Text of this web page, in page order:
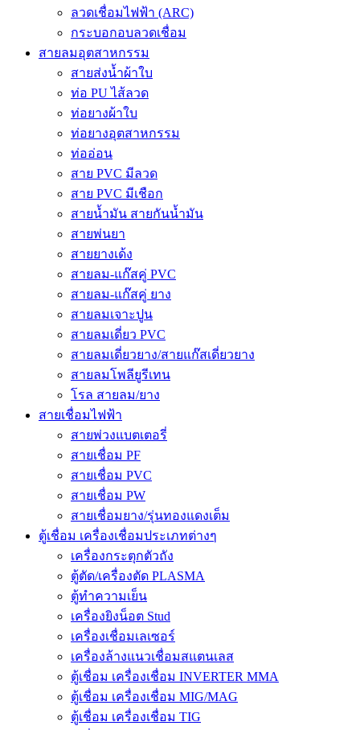
ลวดเชื่อมไฟฟ้า (ARC)
กระบอกอบลวดเชื่อม
สายลมอุตสาหกรรม
สายส่งน้ำผ้าใบ
ท่อ PU ไส้ลวด
ท่อยางผ้าใบ
ท่อยางอุตสาหกรรม
ท่ออ่อน
สาย PVC มีลวด
สาย PVC มีเชือก
สายน้ำมัน สายกันน้ำมัน
สายพ่นยา
สายยางเด้ง
สายลม-แก๊สคู่ PVC
สายลม-แก๊สคู่ ยาง
สายลมเจาะปูน
สายลมเดี่ยว PVC
สายลมเดี่ยวยาง/สายแก๊สเดี่ยวยาง
สายลมโพลียูรีเทน
โรล สายลม/ยาง
สายเชื่อมไฟฟ้า
สายพ่วงแบตเตอรี่
สายเชื่อม PF
สายเชื่อม PVC
สายเชื่อม PW
สายเชื่อมยาง/รุ่นทองแดงเต็ม
ตู้เชื่อม เครื่องเชื่อมประเภทต่างๆ
เครื่องกระตุกตัวถัง
ตู้ตัด/เครื่องตัด PLASMA
ตู้ทำความเย็น
เครื่องยิงน็อต Stud
เครื่องเชื่อมเลเซอร์
เครื่องล้างแนวเชื่อมสแตนเลส
ตู้เชื่อม เครื่องเชื่อม INVERTER MMA
ตู้เชื่อม เครื่องเชื่อม MIG/MAG
ตู้เชื่อม เครื่องเชื่อม TIG